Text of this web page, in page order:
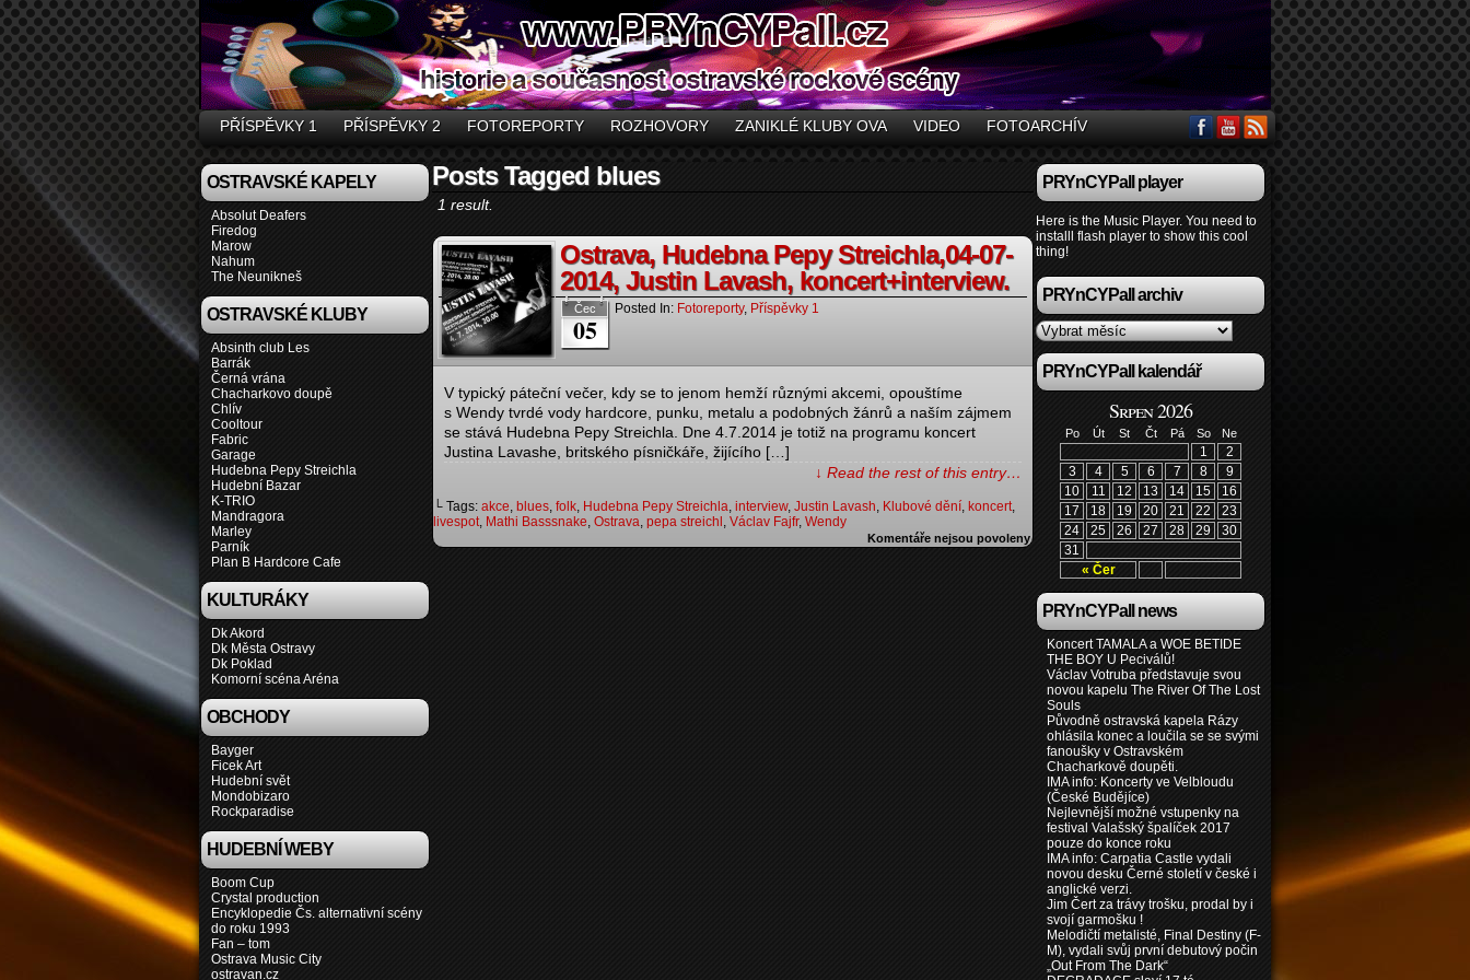
PŘÍSPĚVKY 1 PŘÍSPĚVKY 2 FOTOREPORTY ROZHOVORY ZANIKLÉ KLUBY OVA VIDEO FOTOARCHÍV
OSTRAVSKÉ KAPELY
Absolut Deafers
Firedog
Marow
Nahum
The Neunikneš
OSTRAVSKÉ KLUBY
Absinth club Les
Barrák
Černá vrána
Chacharkovo doupě
Chlív
Cooltour
Fabric
Garage
Hudebna Pepy Streichla
Hudební Bazar
K-TRIO
Mandragora
Marley
Parník
Plan B Hardcore Cafe
KULTURÁKY
Dk Akord
Dk Města Ostravy
Dk Poklad
Komorní scéna Aréna
OBCHODY
Bayger
Ficek Art
Hudební svět
Mondobizaro
Rockparadise
HUDEBNÍ WEBY
Boom Cup
Crystal production
Encyklopedie Čs. alternativní scény
do roku 1993
Fan – tom
Ostrava Music City
ostravan.cz
Posts Tagged blues
1 result.
Ostrava, Hudebna Pepy Streichla,04-07-
2014, Justin Lavash, koncert+interview.
Čec
05
Posted In: Fotoreporty, Příspěvky 1
V typický páteční večer, kdy se to jenom hemží různými akcemi, opouštíme
s Wendy tvrdé vody hardcore, punku, metalu a podobných žánrů a naším zájmem
se stává Hudebna Pepy Streichla. Dne 4.7.2014 je totiž na programu koncert
Justina Lavashe, britského písničkáře, žijícího […]
↓ Read the rest of this entry…
└ Tags: akce, blues, folk, Hudebna Pepy Streichla, interview, Justin Lavash, Klubové dění, koncert,
livespot, Mathi Basssnake, Ostrava, pepa streichl , Václav Fajfr, Wendy
Komentáře nejsou povoleny
PRYnCYPall player
Here is the Music Player. You need to
installl flash player to show this cool
thing!
PRYnCYPall archiv
PRYnCYPall kalendář
Srpen 2026
Po Út St Čt Pá So Ne
« Čer
1
2
3
4 5 6 7 8
9
10
11 12 13 14 15
16
17
18 19 20 21 22
23
24
25 26 27 28 29
30
31
PRYnCYPall news
Koncert TAMALA a WOE BETIDE
THE BOY U Peciválů!
Václav Votruba představuje svou
novou kapelu The River Of The Lost
Souls
Původně ostravská kapela Rázy
ohlásila konec a loučila se se svými
fanoušky v Ostravském
Chacharkově doupěti.
IMA info: Koncerty ve Velbloudu
(České Budějíce)
Nejlevnější možné vstupenky na
festival Valašský špalíček 2017
pouze do konce roku
IMA info: Carpatia Castle vydali
novou desku Černé století v české i
anglické verzi.
Jim Čert za trávy trošku, prodal by i
svojí garmošku !
Melodičtí metalisté, Final Destiny (F-
M), vydali svůj první debutový počin
„Out From The Dark“